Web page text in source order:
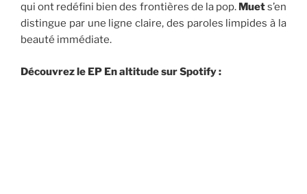
qui ont redéfini bien des frontières de la pop. Muets’en
distingue par une ligne claire, des paroles limpides à la
beauté immédiate.
Découvrez le EP En altitude sur Spotify :